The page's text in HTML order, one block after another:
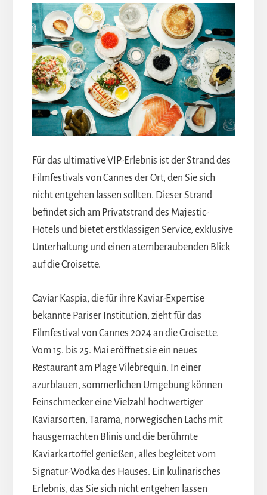
Für das ultimative VIP-Erlebnis ist der Strand des
Filmfestivals von Cannes der Ort, den Sie sich
nicht entgehen lassen sollten. Dieser Strand
befindet sich am Privatstrand des Majestic-
Hotels und bietet erstklassigen Service, exklusive
Unterhaltung und einen atemberaubenden Blick
auf die Croisette.
Caviar Kaspia, die für ihre Kaviar-Expertise
bekannte Pariser Institution, zieht für das
Filmfestival von Cannes 2024 an die Croisette.
Vom 15. bis 25. Mai eröffnet sie ein neues
Restaurant am Plage Vilebrequin. In einer
azurblauen, sommerlichen Umgebung können
Feinschmecker eine Vielzahl hochwertiger
Kaviarsorten, Tarama, norwegischen Lachs mit
hausgemachten Blinis und die berühmte
Kaviarkartoffel genießen, alles begleitet vom
Signatur-Wodka des Hauses. Ein kulinarisches
Erlebnis, das Sie sich nicht entgehen lassen